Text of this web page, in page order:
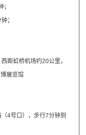
；
距虹桥机场约20公里，
展览馆
4号口），步行7分钟到